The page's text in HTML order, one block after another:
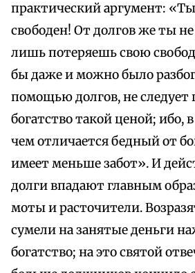
практический аргумент: «Ты
свободен! От долгов же ты не
лишь потеряешь свою
бы даже и можно было
помощью долгов, не следует
богатство такой ценой; ибо,
чем отличается бедный от
имеет меньше забот». И
долги впадают главным
моты и расточители.
сумели на занятые деньги
богатство; на это святой